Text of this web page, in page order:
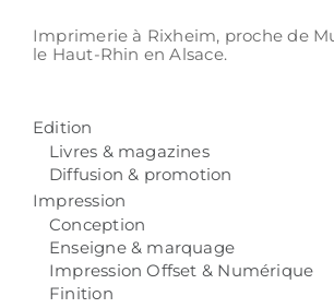
Imprimerie à Rixheim, proche de
le Haut-Rhin en Alsace.
Edition
Livres & magazines
Diffusion & promotion
Impression
Conception
Enseigne & marquage
Impression Offset & Numérique
Finition